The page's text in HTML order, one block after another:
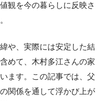
観を今の暮らしに反映さ
や、実際には安定した結
めて、木村多江さんの家
ます。この記事では、父
関係を通して浮かび上が